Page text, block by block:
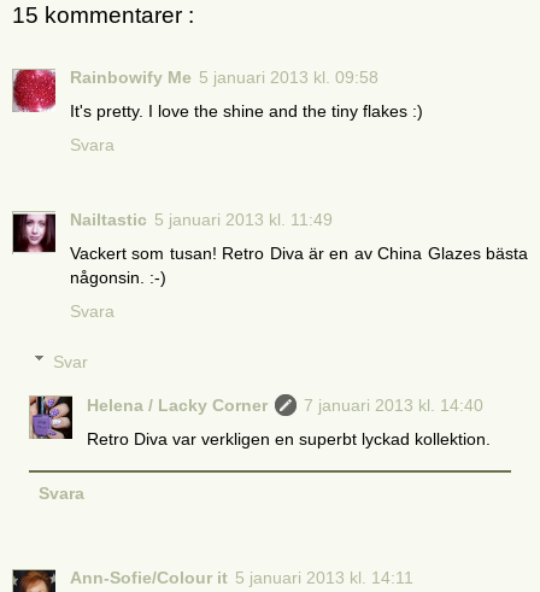
15 kommentarer :
Rainbowify Me 5 januari 2013 kl. 09:58
It's pretty. I love the shine and the tiny flakes :)
Svara
Nailtastic 5 januari 2013 kl. 11:49
Vackert som tusan! Retro Diva är en av China Glazes bästa
någonsin. :-)
Svara
Svar
Helena / Lacky Corner
7 januari 2013 kl. 14:40
Retro Diva var verkligen en superbt lyckad kollektion.
Svara
Ann-Sofie/Colour it 5 januari 2013 kl. 14:11